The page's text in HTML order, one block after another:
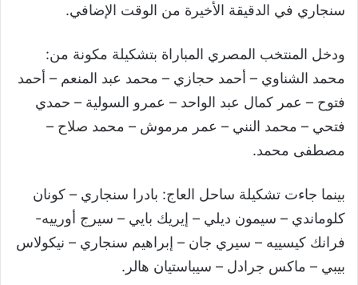
سنجاري في الدقيقة الأخيرة من الوقت الإضافي.
ودخل المنتخب المصري المباراة بتشكيلة مكونة من:
محمد الشناوي – أحمد حجازي – محمد عبد المنعم – أحمد
فتوح – عمر كمال عبد الواحد – عمرو السولية – حمدي
فتحي – محمد النني – عمر مرموش – محمد صلاح –
مصطفى محمد.
بينما جاءت تشكيلة ساحل العاج: بادرا سنجاري – كونان
كلوماندي – سيمون ديلي – إيريك بايي – سيرج أورييه-
فرانك كيسييه – سيري جان – إبراهيم سنجاري – نيكولاس
بيبي – ماكس جرادل – سيباستيان هالر.